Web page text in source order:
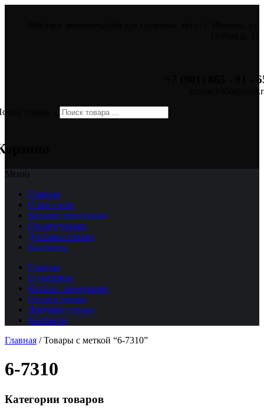
+7 (901) 865 - 91 -
товара ...
Меню
Главная
О магазине
Каталог продукции
Оплата товара
Доставка товара
Контакты
Главная
О магазине
Каталог продукции
Оплата товара
Доставка товара
Контакты
Главная /Товары с меткой “6-7310”
6-7310
Категории товаров